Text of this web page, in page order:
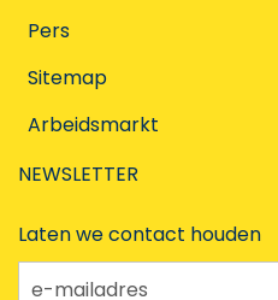
Pers
Sitemap
Arbeidsmarkt
NEWSLETTER
Laten we contact houden
e-mailadres